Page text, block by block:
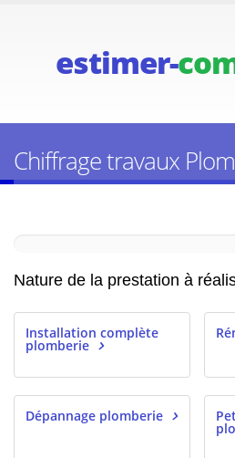
estimer-
Chiffrage travaux
Nature de la prestation à
Installation complète
plomberie
Dépannage plomberie